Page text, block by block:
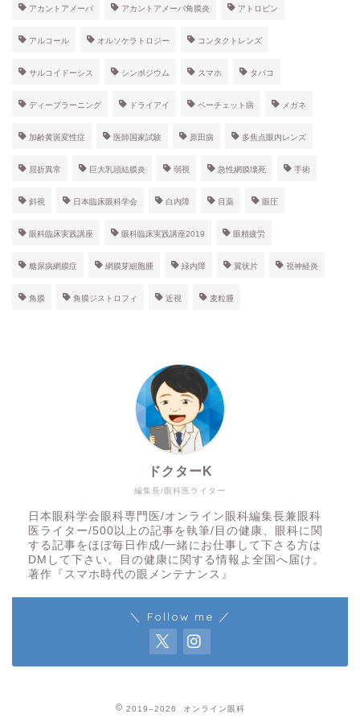
アカントアメーバ アカントアメーバ角膜炎 アトロピン
アルコール オルソケラトロジー コンタクトレンズ
サルコイドーシス シンポジウム スマホ タバコ
ディープラーニング ドライアイ ベーチェット病 メガネ
加齢黄斑変性症 医師国家試験 原田病 多焦点眼内レンズ
屈折異常 巨大乳頭結膜炎 弱視 急性網膜壊死 手術
斜視 日本臨床眼科学会 白内障 目薬 眼圧
眼科臨床実践講座 眼科臨床実践講座2019 眼精疲労
糖尿病網膜症 網膜芽細胞腫 緑内障 翼状片 視神経炎
角膜 角膜ジストロフィ 近視 麦粒腫
編集長/眼科医ライター
ドクターK
日本眼科学会眼科専門医/オンライン眼科編集長兼眼科
医ライター/500以上の記事を執筆/目の健康、眼科に関
する記事をほぼ毎日作成/一緒にお仕事して下さる方は
DMして下さい。目の健康に関する情報よ全国へ届け。
著作『スマホ時代の眼メンテナンス』
＼ Follow me ／
2019–2026 オンライン眼科